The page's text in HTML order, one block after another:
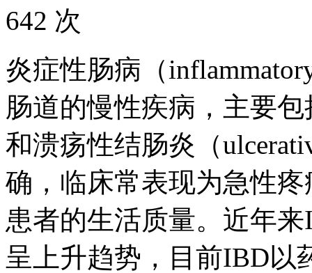
642 次
炎症性肠病（
肠道的慢性疾病，主要包
和溃疡性结肠炎（
确，临床常表现为急性
患者的生活质量。近年
呈上升趋势，目前IBD以